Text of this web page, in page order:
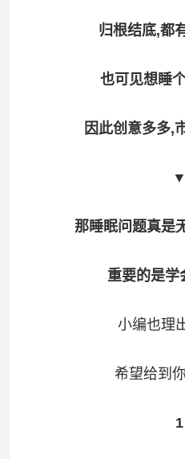
归根结底,都
也可见想睡
因此创意多多,
▼
那睡眠问题真是
重要的是学
小编也理
希望给到
1